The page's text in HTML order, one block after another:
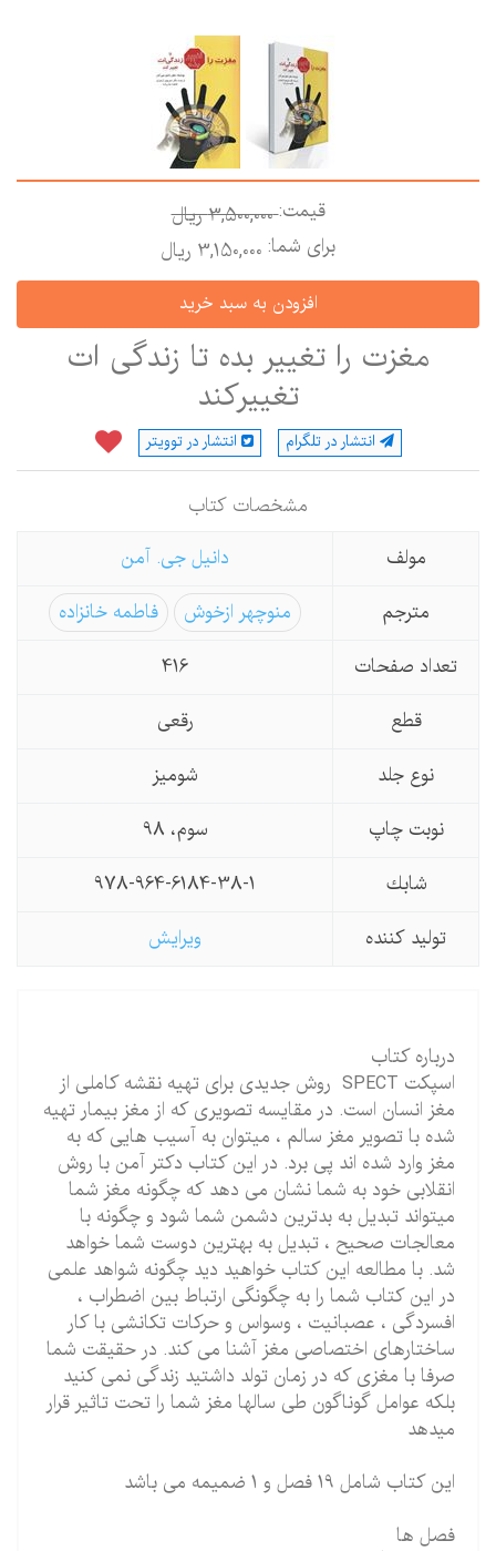
قیمت:3,500,000 ريال
برای شما:3,150,000 ريال
مغزت را تغییر بده تا زندگی ات
تغییركند
انتشار در تلگرام انتشار در توویتر
مشخصات كتاب
مولف
دانیل جی. آمن
مترجم
منوچهر ازخوش
فاطمه خانزاده
تعداد صفحات
قطع
رقعی
نوع جلد
شومیز
نوبت چاپ
سوم، 98
شابك
978-964-6184-38-1
تولید كننده
ویرایش
درباره کتاب
اسپکت SPECT روش جدیدی برای تهیه نقشه کاملی از
مغز انسان است. در مقایسه تصویری که از مغز بیمار تهیه
شده با تصویر مغز سالم ، میتوان به آسیب هایی که به
مغز وارد شده اند پی برد. در این کتاب دکتر آمن با روش
انقلابی خود به شما نشان می دهد که چگونه مغز شما
میتواند تبدیل به بدترین دشمن شما شود و چگونه با
معالجات صحیح ، تبدیل به بهترین دوست شما خواهد
شد. با مطالعه این کتاب خواهید دید چگونه شواهد علمی
در این کتاب شما را به چگونگی ارتباط بین اضطراب ،
افسردگی ، عصبانیت ، وسواس و حرکات تکانشی با کار
ساختارهای اختصاصی مغز آشنا می کند. در حقیقت شما
صرفا با مغزی که در زمان تولد داشتید زندگی نمی کنید
بلکه عوامل گوناگون طی سالها مغز شما را تحت تاثیر قرار
میدهد
این کتاب شامل 19 فصل و 1 ضمیمه می باشد
فصل ها